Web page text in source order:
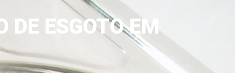
DE ESGOTO EM